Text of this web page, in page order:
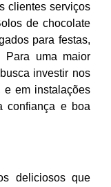
clientes serviços
de chocolate
para festas,
Para uma maior
investir nos
e em instalações
confiança e boa
deliciosos que